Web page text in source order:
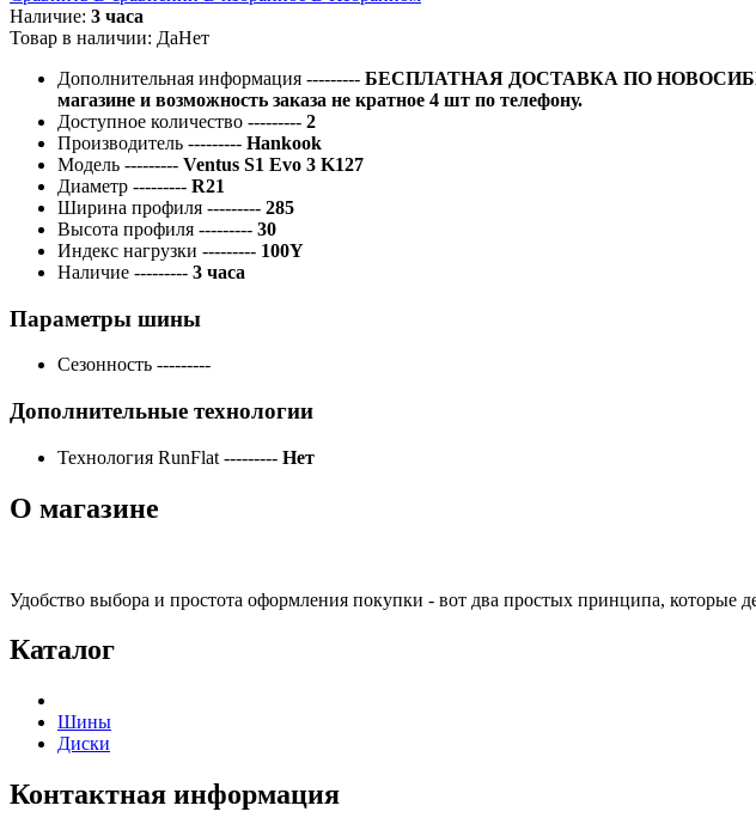
Наличие: 3 часа
Товар в наличии: ДаНет
Дополнительная информация --------- БЕСПЛАТНАЯ ДОСТАВКА ПО
магазине и возможность заказа не кратное 4 шт по телефону.
Доступное количество --------- 2
Производитель --------- Hankook
Модель --------- Ventus S1 Evo 3 K127
Диаметр --------- R21
Ширина профиля --------- 285
Высота профиля --------- 30
Индекс нагрузки --------- 100Y
Наличие --------- 3 часа
Параметры шины
Сезонность ---------
Дополнительные технологии
Технология RunFlat --------- Нет
О магазине
Удобство выбора и простота оформления покупки - вот два простых принципа, которые
Каталог
Шины
Диски
Контактная информация